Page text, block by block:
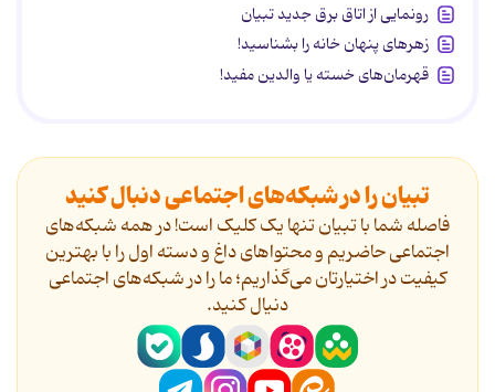
رونمایی از اتاق برق جدید تبیان
زهرهای پنهان خانه را بشناسید!
قهرمان‌های خسته یا والدین مفید!
تبیان را در شبکه‌های اجتماعی دنبال کنید
فاصله شما با تبیان تنها یک کلیک است! در همه شبکه‌های
اجتماعی حاضریم و محتواهای داغ و دسته اول را با بهترین
کیفیت در اختیارتان می‌گذاریم؛ ما را در شبکه‌های اجتماعی
دنیال کنید.